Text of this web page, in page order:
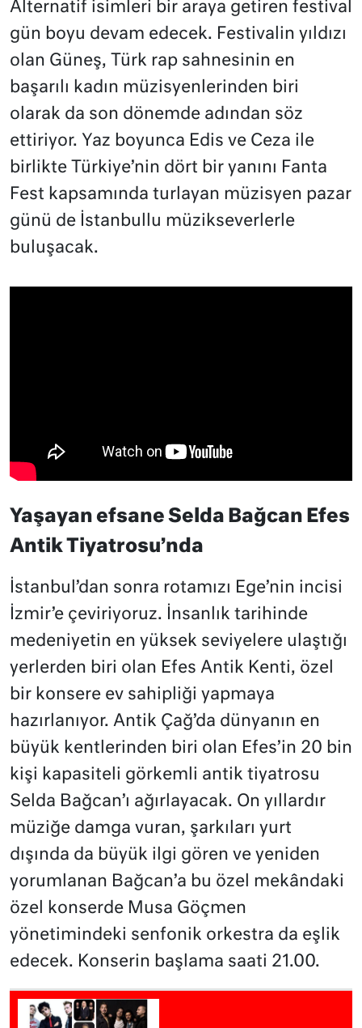
Alternatif isimleri bir araya getiren festival
gün boyu devam edecek. Festivalin yıldızı
olan Güneş, Türk rap sahnesinin en
başarılı kadın müzisyenlerinden biri
olarak da son dönemde adından söz
ettiriyor. Yaz boyunca Edis ve Ceza ile
birlikte Türkiye’nin dört bir yanını Fanta
Fest kapsamında turlayan müzisyen pazar
günü de İstanbullu müzikseverlerle
buluşacak.
Yaşayan efsane Selda Bağcan Efes
Antik Tiyatrosu’nda
İstanbul’dan sonra rotamızı Ege’nin incisi
İzmir’e çeviriyoruz. İnsanlık tarihinde
medeniyetin en yüksek seviyelere ulaştığı
yerlerden biri olan Efes Antik Kenti, özel
bir konsere ev sahipliği yapmaya
hazırlanıyor. Antik Çağ’da dünyanın en
büyük kentlerinden biri olan Efes’in 20 bin
kişi kapasiteli görkemli antik tiyatrosu
Selda Bağcan’ı ağırlayacak. On yıllardır
müziğe damga vuran, şarkıları yurt
dışında da büyük ilgi gören ve yeniden
yorumlanan Bağcan’a bu özel mekândaki
özel konserde Musa Göçmen
yönetimindeki senfonik orkestra da eşlik
edecek. Konserin başlama saati 21.00.